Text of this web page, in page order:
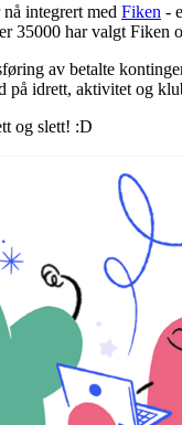
integrert med Fiken -
35000 har valgt Fiken
av betalte
på idrett, aktivitet og
og slett! :D